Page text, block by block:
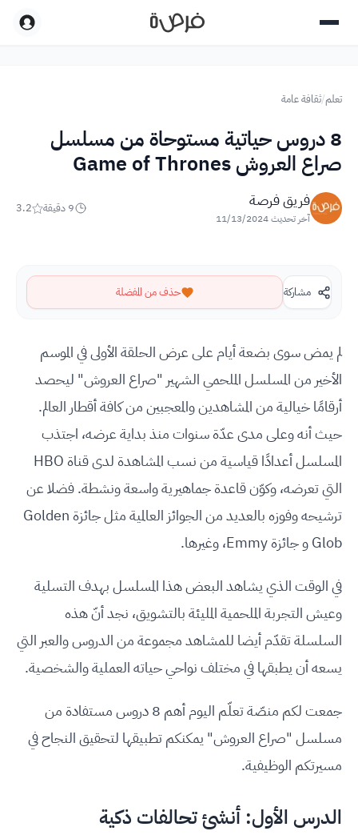
تعلم/ثقافة عامة
8 دروس حياتية مستوحاة من مسلسل
صراع العروش Game of Thrones
فريق فرصة
آخر تحديث11/13/2024
9 دقيقة 3.2
مشاركة حذف من المفضلة
لم يمض سوى بضعة أيام على عرض الحلقة الأولى في الموسم
الأخير من المسلسل الملحمي الشهير "صراع العروش" ليحصد
أرقامًا خيالية من المشاهدين والمعجبين من كافة أقطار العالم.
حيث أنه وعلى مدى عدّة سنوات منذ بداية عرضه، اجتذب
المسلسل أعدادًا قياسية من نسب المشاهدة لدى قناة HBO
التي تعرضه، وكوّن قاعدة جماهيرية واسعة ونشطة. فضلا عن
ترشيحه وفوزه بالعديد من الجوائز العالمية مثل جائزة Golden
Glob و جائزة Emmy، وغيرها.
في الوقت الذي يشاهد البعض هذا المسلسل بهدف التسلية
وعيش التجربة الملحمية المليئة بالتشويق، نجد أنّ هذه
السلسلة تقدّم أيضا للمشاهد مجموعة من الدروس والعبر التي
يسعه أن يطبقها في مختلف نواحي حياته العملية والشخصية.
جمعت لكم منصّة تعلّم اليوم أهم 8 دروس مستفادة من
مسلسل "صراع العروش" يمكنكم تطبيقها لتحقيق النجاح في
مسيرتكم الوظيفية.
الدرس الأول: أنشئ تحالفات ذكية